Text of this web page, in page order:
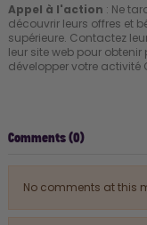
Appel à l'action : Ne
découvrir leurs offres et
supérieure. Contactez
leur site web pour
développer votre activité
Comments (0)
No comments at this